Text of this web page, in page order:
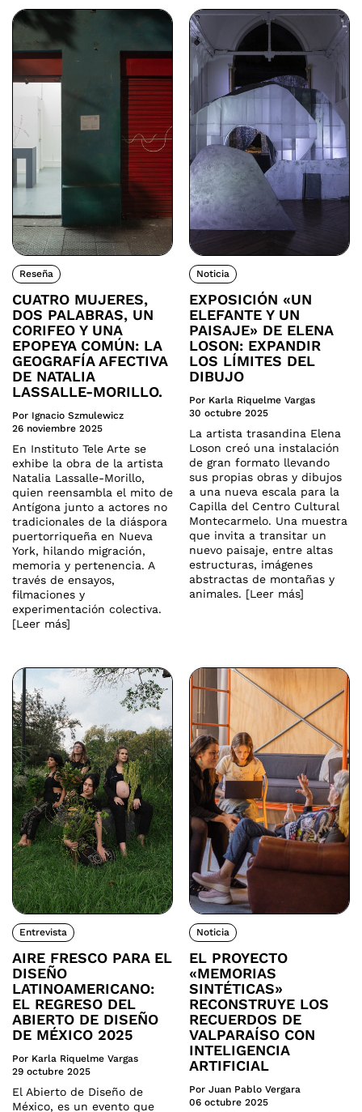
Reseña
CUATRO MUJERES,
DOS PALABRAS, UN
CORIFEO Y UNA
EPOPEYA COMÚN: LA
GEOGRAFÍA AFECTIVA
DE NATALIA
LASSALLE-MORILLO.
Por Ignacio Szmulewicz
26 noviembre 2025
En Instituto Tele Arte se
exhibe la obra de la artista
Natalia Lassalle-Morillo,
quien reensambla el mito de
Antígona junto a actores no
tradicionales de la diáspora
puertorriqueña en Nueva
York, hilando migración,
memoria y pertenencia. A
través de ensayos,
filmaciones y
experimentación colectiva.
[Leer más]
Noticia
EXPOSICIÓN «UN
ELEFANTE Y UN
PAISAJE» DE ELENA
LOSON: EXPANDIR
LOS LÍMITES DEL
DIBUJO
Por Karla Riquelme Vargas
30 octubre 2025
La artista trasandina Elena
Loson creó una instalación
de gran formato llevando
sus propias obras y dibujos
a una nueva escala para la
Capilla del Centro Cultural
Montecarmelo. Una muestra
que invita a transitar un
nuevo paisaje, entre altas
estructuras, imágenes
abstractas de montañas y
animales. [Leer más]
Entrevista
AIRE FRESCO PARA EL
DISEÑO
LATINOAMERICANO:
EL REGRESO DEL
ABIERTO DE DISEÑO
DE MÉXICO 2025
Por Karla Riquelme Vargas
29 octubre 2025
El Abierto de Diseño de
México, es un evento que
Noticia
EL PROYECTO
«MEMORIAS
SINTÉTICAS»
RECONSTRUYE LOS
RECUERDOS DE
VALPARAÍSO CON
INTELIGENCIA
ARTIFICIAL
Por Juan Pablo Vergara
06 octubre 2025